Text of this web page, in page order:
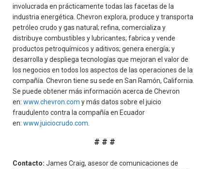
involucrada en prácticamente todas las facetas de la
industria energética. Chevron explora, produce y transporta
petróleo crudo y gas natural; refina, comercializa y
distribuye combustibles y lubricantes; fabrica y vende
productos petroquímicos y aditivos; genera energía; y
desarrolla y despliega tecnologías que mejoran el valor de
los negocios en todos los aspectos de las operaciones de la
compañía. Chevron tiene su sede en San Ramón, California.
Se puede obtener más información acerca de Chevron
en:www.chevron.com y más datos sobre el juicio
fraudulento contra la compañía en Ecuador
en:www.juiciocrudo.com
# # #
Contacto:James Craig, asesor de comunicaciones de